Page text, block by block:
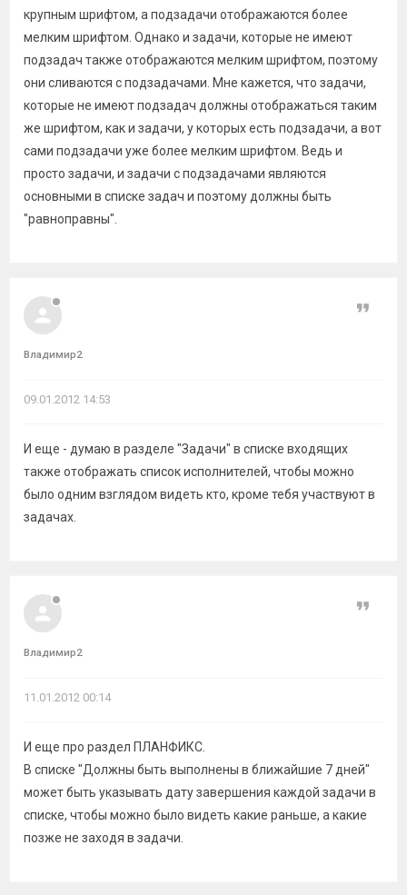
крупным шрифтом, а подзадачи отображаются более
мелким шрифтом. Однако и задачи, которые не имеют
подзадач также отображаются мелким шрифтом, поэтому
они сливаются с подзадачами. Мне кажется, что задачи,
которые не имеют подзадач должны отображаться таким
же шрифтом, как и задачи, у которых есть подзадачи, а вот
сами подзадачи уже более мелким шрифтом. Ведь и
просто задачи, и задачи с подзадачами являются
основными в списке задач и поэтому должны быть
"равноправны".
Владимир2
Цитата
09.01.2012 14:53
И еще - думаю в разделе "Задачи" в списке входящих
также отображать список исполнителей, чтобы можно
было одним взглядом видеть кто, кроме тебя участвуют в
задачах.
Владимир2
Цитата
11.01.2012 00:14
И еще про раздел ПЛАНФИКС.
В списке "Должны быть выполнены в ближайшие 7 дней"
может быть указывать дату завершения каждой задачи в
списке, чтобы можно было видеть какие раньше, а какие
позже не заходя в задачи.